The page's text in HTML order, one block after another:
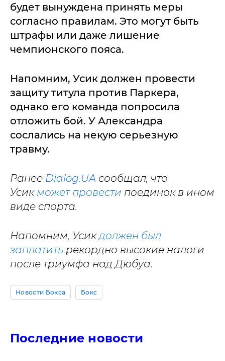
будет вынуждена принять меры
согласно правилам. Это могут быть
штрафы или даже лишение
чемпионского пояса.
Напомним, Усик должен провести
защиту титула против Паркера,
однако его команда попросила
отложить бой. У Александра
сослались на некую серьезную
травму.
Ранее Dialog.UA сообщал, что
Усик может провести поединок в ином
виде спорта.
Напомним, Усикдолжен был
заплатить рекордно высокие налоги
после триумфа над Дюбуа.
Новости Бокса Бокс
Последние новости